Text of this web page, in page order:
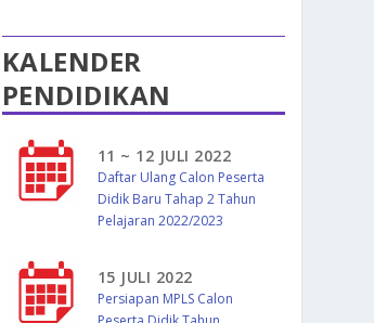
KALENDER
PENDIDIKAN
11 ~ 12 JULI 2022
Daftar Ulang Calon Peserta
Didik Baru Tahap 2 Tahun
Pelajaran 2022/2023
15 JULI 2022
Persiapan MPLS Calon